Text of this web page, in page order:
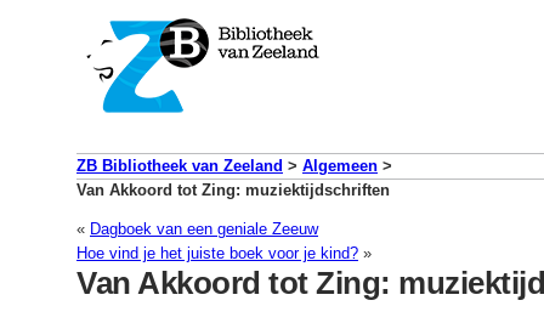
ZB Bibliotheek van Zeeland > Algemeen >
Van Akkoord tot Zing: muziektijdschriften
« Dagboek van een geniale Zeeuw
Hoe vind je het juiste boek voor je kind? »
Van Akkoord tot Zing: